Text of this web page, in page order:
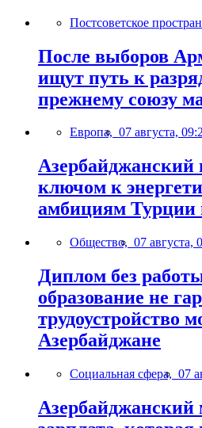
Постсоветское
После выборов
ищут путь к
прежнему союзу
Европа, 07 августа,
Азербайджанский
ключом к
амбициям Турции
Общество, 07 августа,
Диплом без
образование не
трудоустройство
Азербайджане
Социальная сфера, 07